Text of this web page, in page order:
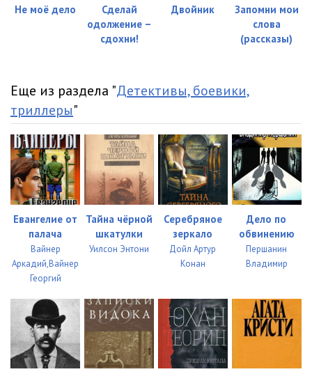
Не моё дело
Сделай
одолжение –
сдохни!
Двойник
Запомни мои
слова
(рассказы)
Еще из раздела "Детективы, боевики,
триллеры"
Евангелие от
палача
Вайнер
Аркадий,Вайнер
Георгий
Тайна чёрной
шкатулки
Уилсон Энтони
Серебряное
зеркало
Дойл Артур
Конан
Дело по
обвинению
Першанин
Владимир